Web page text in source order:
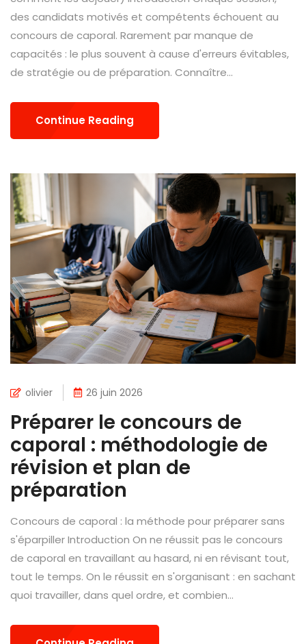
des candidats motivés et compétents échouent au
concours de caporal. Rarement par manque de
capacités : le plus souvent à cause d'erreurs évitables,
de stratégie ou de préparation. Connaître...
Continue Reading
olivier 26 juin 2026
Préparer le concours de
caporal : méthodologie de
révision et plan de
préparation
Concours de caporal : la méthode pour préparer sans
s'éparpiller Introduction On ne réussit pas le concours
de caporal en travaillant au hasard, ni en révisant tout,
tout le temps. On le réussit en s'organisant : en sachant
quoi travailler, dans quel ordre, et combien...